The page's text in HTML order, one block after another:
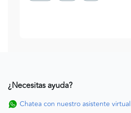
¿Necesitas ayuda?
Chatea con nuestro asistente virtual